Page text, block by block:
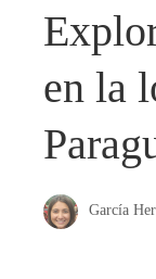
en la
García